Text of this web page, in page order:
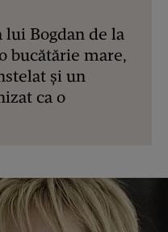
lui Bogdan de la
bucătărie mare,
și un
ca o